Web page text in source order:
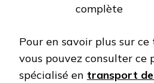
complète
Pour en savoir plus sur
vous pouvez consulter ce
spécialisé en transport de